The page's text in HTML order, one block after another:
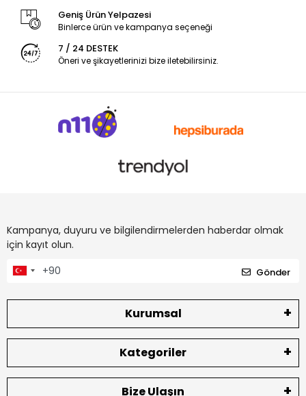
Geniş Ürün Yelpazesi
Binlerce ürün ve kampanya seçeneği
7 / 24 DESTEK
Öneri ve şikayetlerinizi bize iletebilirsiniz.
Kampanya, duyuru ve bilgilendirmelerden haberdar olmak
için kayıt olun.
Gönder
Kurumsal
Kategoriler
Bize Ulaşın